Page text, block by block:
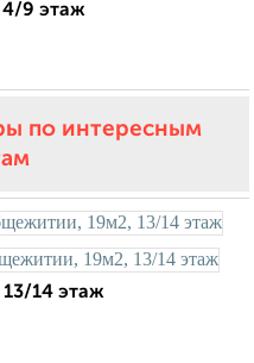
4/9 этаж
по интересным
14 этаж